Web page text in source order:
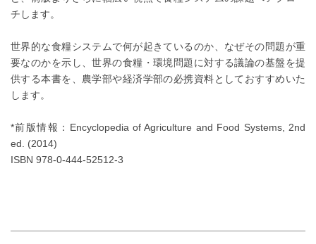
チします。
世界的な食糧システムで何が起きているのか、なぜその問題が重
要なのかを示し、世界の食糧・環境問題に対する議論の基盤を提
供する本書を、農学部や経済学部の必携資料としておすすめいた
します。
*前版情報：Encyclopedia of Agriculture and Food Systems, 2nd
ed. (2014)
ISBN 978-0-444-52512-3